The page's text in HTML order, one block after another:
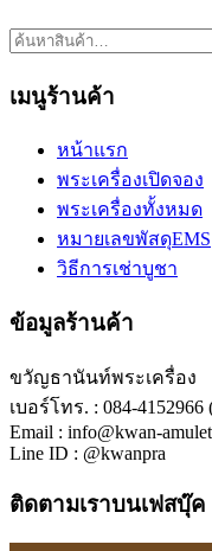
ค้นหา:
เมนูร้านค้า
หน้าแรก
พระเครื่องเปิดจอง
พระเครื่องทั้งหมด
หมายเลขพัสดุEMS
วิธีการเช่าบูชา
ข้อมูลร้านค้า
ขวัญธานันท์พระเครื่อง
เบอร์โทร. : 084-
Email : info@kwan-
Line ID : @kwanpra
ติดตามเราบนเฟสบุ๊ค